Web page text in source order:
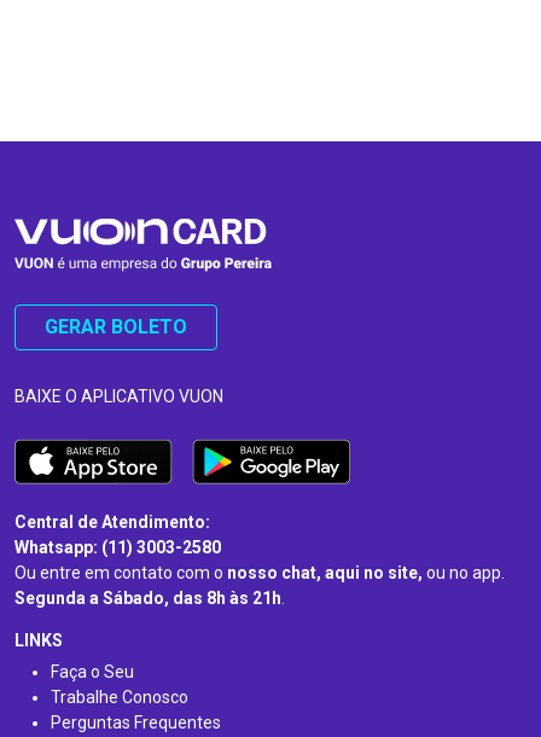
GERAR BOLETO
BAIXE O APLICATIVO VUON
Central de Atendimento:
Whatsapp: (11) 3003-2580
Ou entre em contato com o nosso chat, aqui no site, ou no app.
Segunda a Sábado, das 8h às 21h.
LINKS
Faça o Seu
Trabalhe Conosco
Perguntas Frequentes